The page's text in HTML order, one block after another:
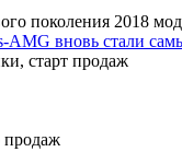
поколения 2018
AMG вновь стали
старт продаж
продаж